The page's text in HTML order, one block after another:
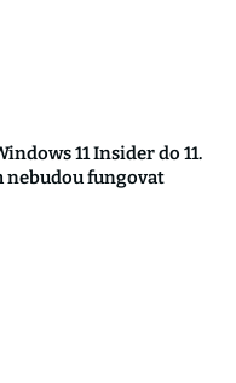
11 Insider do 11.
nebudou fungovat